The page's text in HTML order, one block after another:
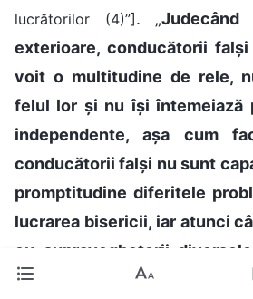
lucrătorilor (4)”]. „Judecând
exterioare, conducătorii
voit o multitudine de rele,
felul lor și nu își întemeiază
independente, așa cum
conducătorii falși nu sunt
promptitudine diferitele
lucrarea bisericii, iar atunci
cu supraveghetorii
acești supraveghetori nu